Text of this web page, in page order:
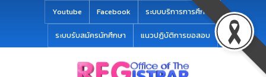
Youtube Facebook ระบบบริการการศึกษา
ระบบรับสมัครนักศึกษา แนวปฏิบัติการขอสอบ
modal-check